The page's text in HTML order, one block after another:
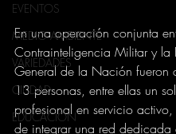
EVENTOS
MEDIO AMBIENTE
VARIEDADES
CIUDAD
EDUCACION
En una operación conjunta
Contrainteligencia Militar y la
General de la Nación fueron
13 personas, entre ellas un
profesional en servicio
de integrar una red dedicada